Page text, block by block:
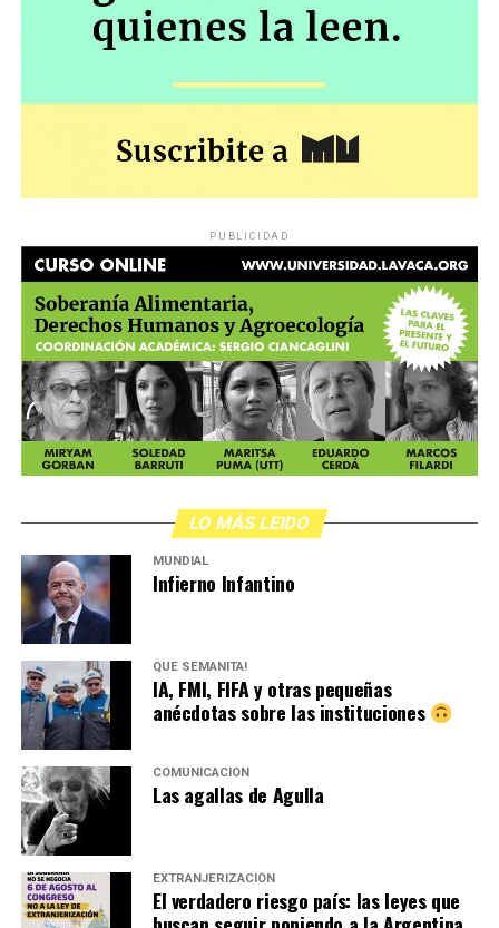
PUBLICIDAD
LO MÁS LEIDO
MUNDIAL
Infierno Infantino
QUÉ SEMANITA!
IA, FMI, FIFA y otras pequeñas
anécdotas sobre las instituciones
COMUNICACIÓN
Las agallas de Agulla
EXTRANJERIZACIÓN
El verdadero riesgo país: las leyes que